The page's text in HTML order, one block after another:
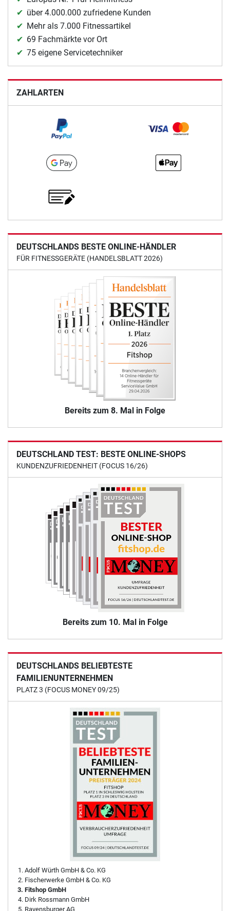
über 4.000.000 zufriedene Kunden
Mehr als 7.000 Fitnessartikel
69 Fachmärkte vor Ort
75 eigene Servicetechniker
ZAHLARTEN
DEUTSCHLANDS BESTE ONLINE-HÄNDLER
FÜR FITNESSGERÄTE (HANDELSBLATT 2026)
Bereits zum 8. Mal in Folge
DEUTSCHLAND TEST: BESTE ONLINE-SHOPS
KUNDENZUFRIEDENHEIT (FOCUS 16/26)
Bereits zum 10. Mal in Folge
DEUTSCHLANDS BELIEBTESTE
FAMILIENUNTERNEHMEN
PLATZ 3 (FOCUS MONEY 09/25)
Adolf Würth GmbH & Co. KG
Fischerwerke GmbH & Co. KG
Fitshop GmbH
Dirk Rossmann GmbH
Ravensburger AG